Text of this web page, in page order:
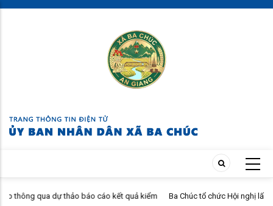
Skip
dự thảo báo cáo kết quả kiểm
Ba Chúc tổ chức Hội nghị lấy ý kiến Đồ án